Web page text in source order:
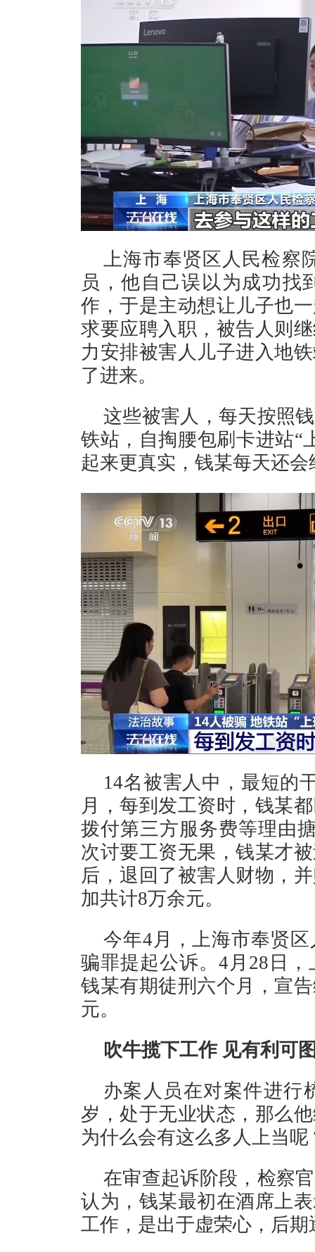
上海市奉贤区人民检察
员，他自己误以为成功找
作，于是主动想让儿子也
求要应聘入职，被告人则
力安排被害人儿子进入地
了进来。
这些被害人，每天按照
铁站，自掏腰包刷卡进站“
起来更真实，钱某每天还
14名被害人中，最短的
月，每到发工资时，钱某
拨付第三方服务费等理由
次讨要工资无果，钱某才
后，退回了被害人财物，
加共计8万余元。
今年4月，上海市奉贤
骗罪提起公诉。4月28日
钱某有期徒刑六个月，宣
元。
吹牛揽下工作 见有利可
办案人员在对案件进行
岁，处于无业状态，那么
为什么会有这么多人上当呢
在审查起诉阶段，检察
认为，钱某最初在酒席上
工作，是出于虚荣心，后